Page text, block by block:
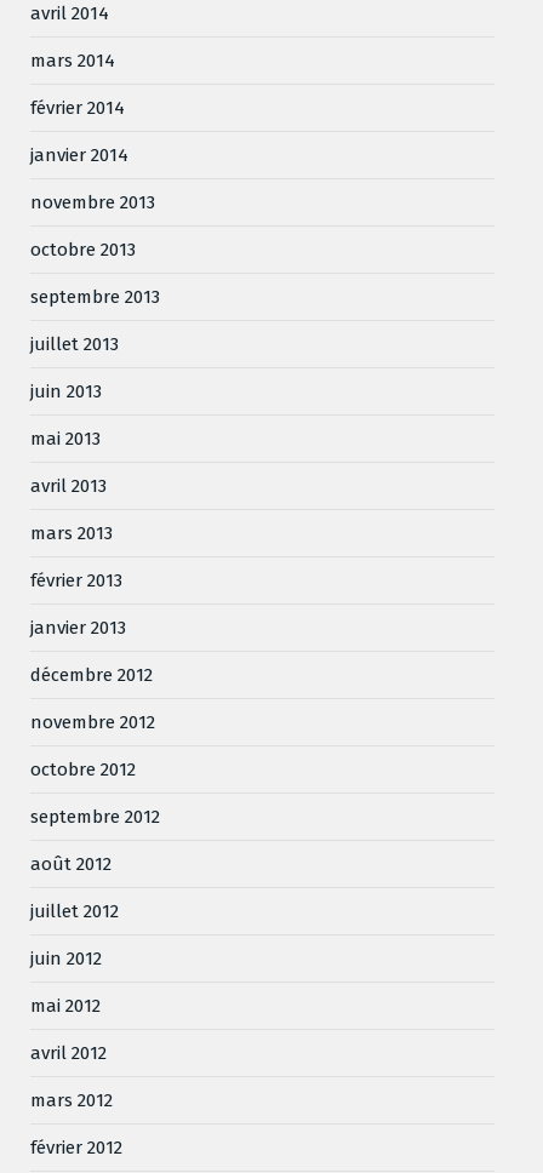
avril 2014
mars 2014
février 2014
janvier 2014
novembre 2013
octobre 2013
septembre 2013
juillet 2013
juin 2013
mai 2013
avril 2013
mars 2013
février 2013
janvier 2013
décembre 2012
novembre 2012
octobre 2012
septembre 2012
août 2012
juillet 2012
juin 2012
mai 2012
avril 2012
mars 2012
février 2012